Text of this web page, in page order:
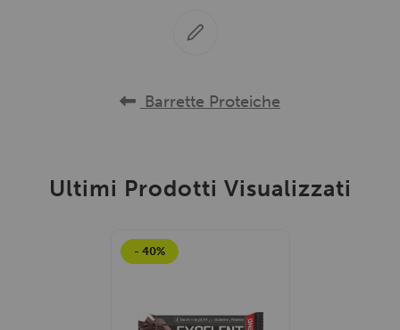
Barrette Proteiche
Ultimi Prodotti Visualizzati
- 40%